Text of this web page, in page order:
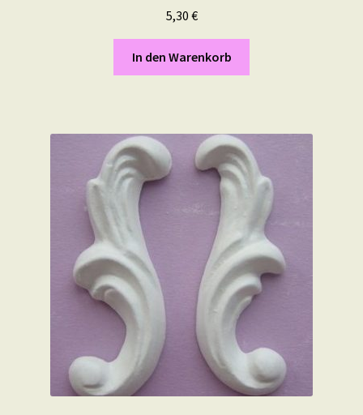
5,30 €
In den Warenkorb